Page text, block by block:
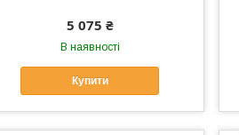
5 075 ₴
В наявності
Купити